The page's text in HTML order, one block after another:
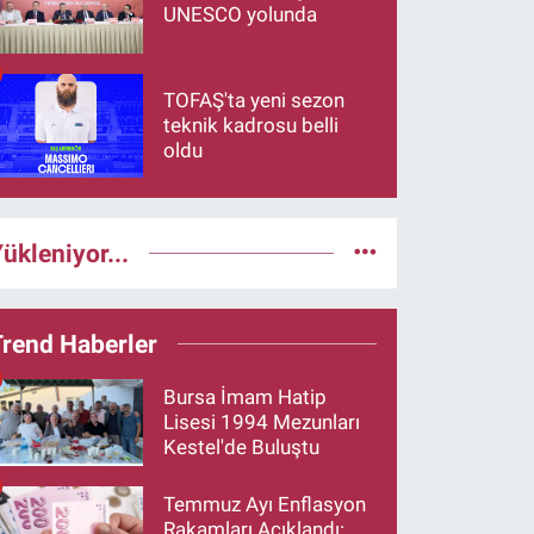
UNESCO yolunda
TOFAŞ'ta yeni sezon
teknik kadrosu belli
oldu
Haberler
Bursa İmam Hatip
Lisesi 1994 Mezunları
Kestel'de Buluştu
Temmuz Ayı Enflasyon
Rakamları Açıklandı: